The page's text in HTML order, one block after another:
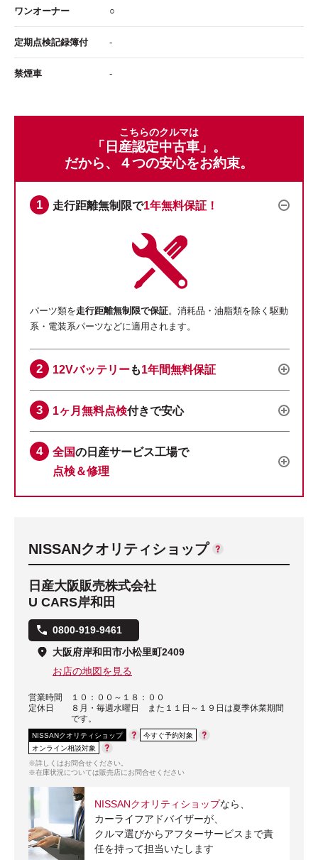
ワンオーナー ○
定期点検記録簿付 -
禁煙車 -
こちらのクルマは
「日産認定中古車」。
だから、４つの安心をお約束。
走行距離無制限で1年無料保証！
パーツ類を走行距離無制限で保証。消耗品・油脂類を除く駆動
系・電装系パーツなどに適用されます。
12Vバッテリーも1年間無料保証
1ヶ月無料点検付きで安心
全国の日産サービス工場で
点検＆修理
NISSANクオリティショップ
日産大阪販売株式会社
U CARS岸和田
0800-919-9461
大阪府岸和田市小松里町2409
お店の地図を見る
営業時間
１０：００～１８：００
定休日
８月・毎週水曜日 また１１日～１９日は夏季休業期間
です。
NISSANクオリティショップ
今すぐ予約対象
オンライン相談対象
※詳しくはお問合せください。
※在庫状況については販売店にお問合せください
NISSANクオリティショップなら、
カーライフアドバイザーが、
クルマ選びからアフターサービスまで責
任を持って担当いたします